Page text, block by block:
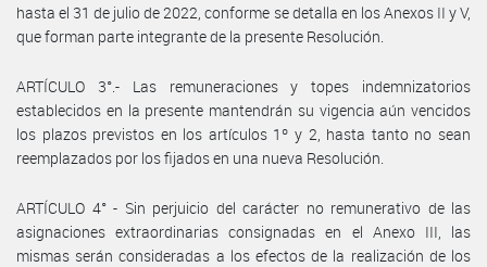
hasta el 31 de julio de 2022, conforme se detalla en los Anexos II y V,
que forman parte integrante de la presente Resolución.
ARTÍCULO 3°.- Las remuneraciones y topes indemnizatorios
establecidos en la presente mantendrán su vigencia aún vencidos
los plazos previstos en los artículos 1º y 2, hasta tanto no sean
reemplazados por los fijados en una nueva Resolución.
ARTÍCULO 4° - Sin perjuicio del carácter no remunerativo de las
asignaciones extraordinarias consignadas en el Anexo III, las
mismas serán consideradas a los efectos de la realización de los